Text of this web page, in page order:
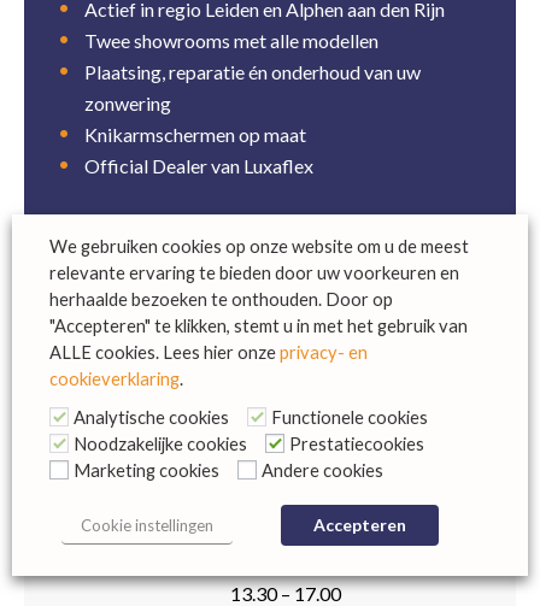
Actief in regio Leiden en Alphen aan den Rijn
Twee showrooms met alle modellen
Plaatsing, reparatie én onderhoud van uw
zonwering
Knikarmschermen op maat
Official Dealer van Luxaflex
Contactgegevens
Katwijk
Lageweg 23
2222 AG Katwijk
Telefoon:071 402 2731
info@oudshoornenvanegmond.nl
Ma
13.30 – 17.00
We gebruiken cookies op onze website om u de meest
relevante ervaring te bieden door uw voorkeuren en
herhaalde bezoeken te onthouden. Door op
"Accepteren" te klikken, stemt u in met het gebruik van
ALLE cookies. Lees hier onzeprivacy- en
cookieverklaring.
Analytische cookies
Functionele cookies
Noodzakelijke cookies
Prestatiecookies
Marketing cookies
Andere cookies
Cookie instellingen Accepteren